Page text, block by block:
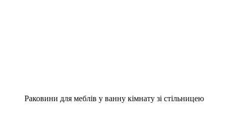
Раковини для меблів у ванну кімнату зі стільницею